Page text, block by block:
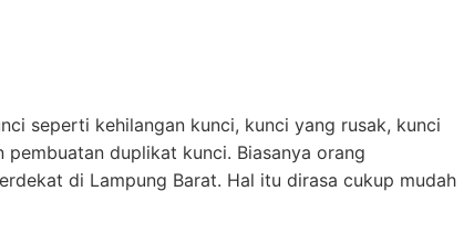
seperti kehilangan kunci, kunci yang rusak, kunci
duplikat kunci. Biasanya orang
di Lampung Barat. Hal itu dirasa cukup mudah